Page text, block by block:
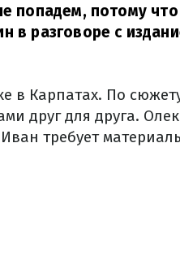
попадем, потому что
в разговоре с
в Карпатах. По
друг для друга.
требует